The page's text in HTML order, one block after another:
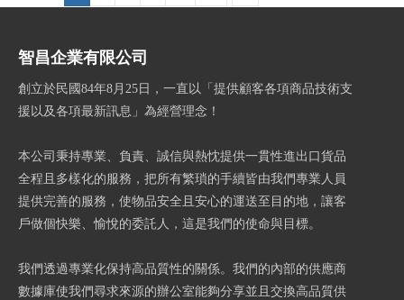
智昌企業有限公司
創立於民國84年8月25日，一直以「提供顧客各項商品技術支
援以及各項最新訊息」為經營理念！
本公司秉持專業、負責、誠信與熱忱提供一貫性進出口貨品
全程且多樣化的服務，把所有繁瑣的手續皆由我們專業人員
提供完善的服務，使物品安全且安心的運送至目的地，讓客
戶做個快樂、愉悅的委託人，這是我們的使命與目標。
我們透過專業化保持高品質性的關係。我們的內部的供應商
數據庫使我們尋求來源的辦公室能夠分享並且交換高品質供